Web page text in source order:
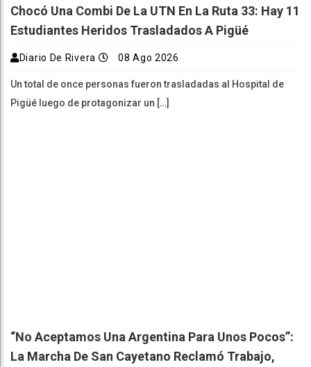
Chocó Una Combi De La UTN En La Ruta 33: Hay 11
Estudiantes Heridos Trasladados A Pigüé
Diario De Rivera 08 Ago 2026
Un total de once personas fueron trasladadas al Hospital de
Pigüé luego de protagonizar un […]
“No Aceptamos Una Argentina Para Unos Pocos”:
La Marcha De San Cayetano Reclamó Trabajo,